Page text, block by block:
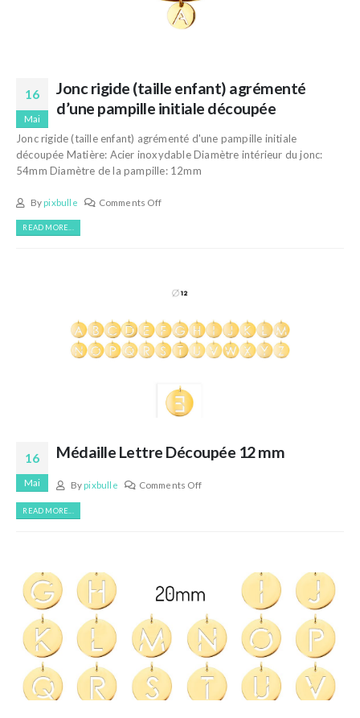
16
Mai
Jonc rigide (taille enfant) agrémenté
d’une pampille initiale découpée
Jonc rigide (taille enfant) agrémenté d'une pampille initiale
découpée Matière: Acier inoxydable Diamètre intérieur du jonc:
54mm Diamètre de la pampille: 12mm
Bypixbulle Comments Off
READ MORE...
16
Mai
Médaille Lettre Découpée 12 mm
Bypixbulle Comments Off
READ MORE...